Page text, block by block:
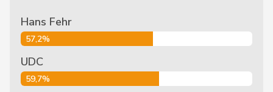
Hans Fehr
57,2%
UDC
59,7%